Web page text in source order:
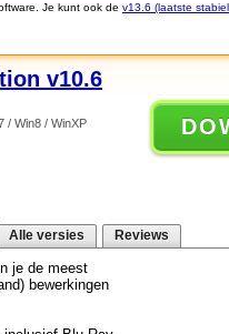
Je kunt ook de v13.6 (laatste
v10.6
/ Win8 / WinXP
Alle versies Reviews
je de meest
bewerkingen